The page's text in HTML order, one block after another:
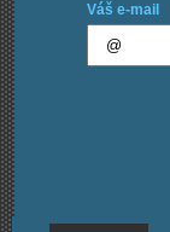
Váš e-mail